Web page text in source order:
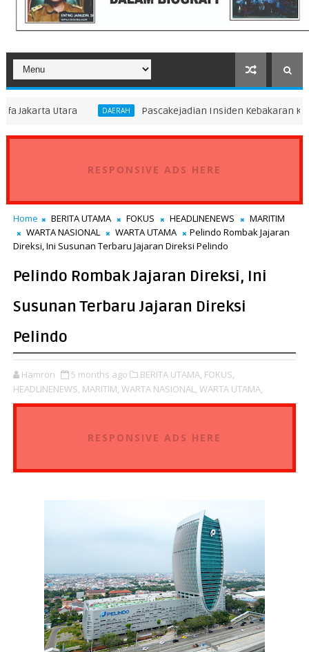
DAERAH Pascakejadian Insiden Kebakaran KMP Mutiara
RESPONSIVE ADS HERE
Home BERITA UTAMA FOKUS HEADLINENEWS
MARITIM
WARTA NASIONAL
WARTA UTAMA
Pelindo Rombak Jajaran
Direksi, Ini Susunan Terbaru Jajaran Direksi Pelindo
Pelindo Rombak Jajaran Direksi, Ini
Susunan Terbaru Jajaran Direksi
Pelindo
Hamron 5 months ago BERITA UTAMA, FOKUS,
HEADLINENEWS, MARITIM, WARTA NASIONAL, WARTA UTAMA,
RESPONSIVE ADS HERE